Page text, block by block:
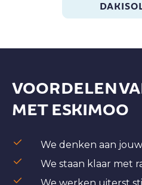
VOORDELEN
MET ESKIMOO
We denken aan
We staan klaar met